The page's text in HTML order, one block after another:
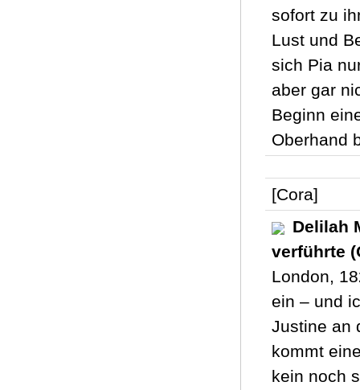
sofort zu
Lust und
sich Pia
aber gar
Beginn
Oberhand
[Cora]
Delilah
verführte
London,
ein – und
Justine an
kommt
kein noch